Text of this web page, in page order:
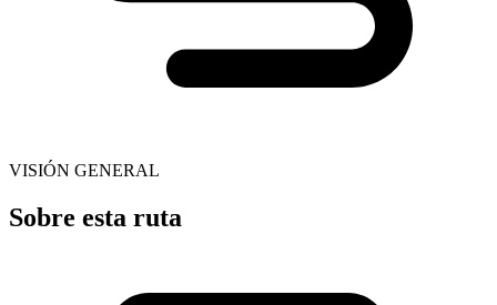
VISIÓN GENERAL
Sobre esta ruta